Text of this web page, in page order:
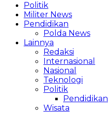
Politik
Militer News
Pendidikan
Polda News
Lainnya
Redaksi
Internasional
Nasional
Teknologi
Politik
Pendidikan
Wisata